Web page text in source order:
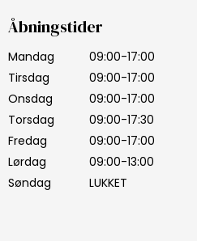
Åbningstider
Mandag
09:00-17:00
Tirsdag
09:00-17:00
Onsdag
09:00-17:00
Torsdag
09:00-17:30
Fredag
09:00-17:00
Lørdag
09:00-13:00
Søndag
LUKKET